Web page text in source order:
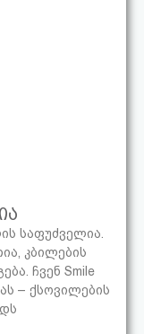
საფუძველია.
კბილების
ჩვენ Smile
– ქსოვილების